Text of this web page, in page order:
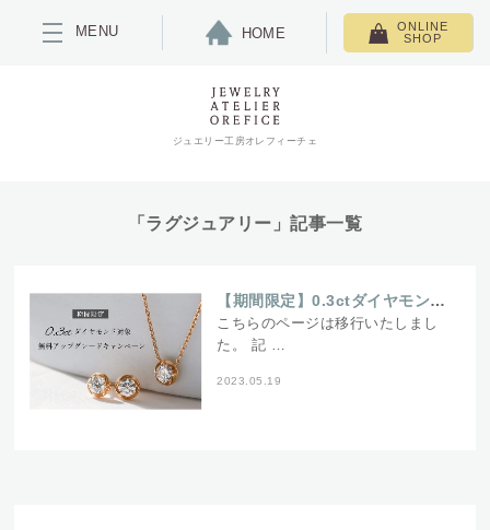
MENU HOME
ONLINE
SHOP
ジュエリー工房オレフィーチェ
「ラグジュアリー」記事一覧
【期間限定】0.3ctダイヤモンド対象/無料アップグレードキャンペーン開催中
こちらのページは移行いたしまし
た。 記 …
2023.05.19